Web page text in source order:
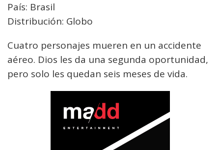
País: Brasil
Distribución: Globo
Cuatro personajes mueren en un accidente
aéreo. Dios les da una segunda oportunidad,
pero solo les quedan seis meses de vida.